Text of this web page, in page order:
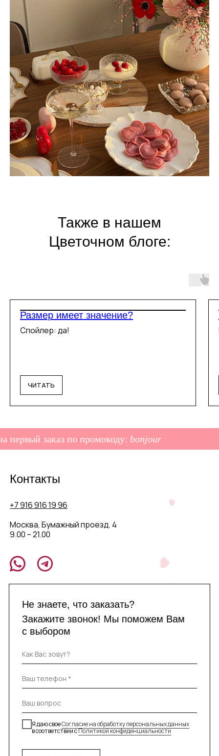
Также в нашем
Цветочном блоге:
Размер имеет значение?
Спойлер: да!
ЧИТАТЬ
заказ по промокоду:bonjour
Я даю своеСогласие на обработку персональных данных
в соответствии сПолитикой конфиденциальности
Закажите звонок! Мы поможем Вам
с выбором
Не знаете, что заказать?
Москва, Бумажный проезд, 4
9.00 – 21.00
+7 916 916 19 96
Контакты